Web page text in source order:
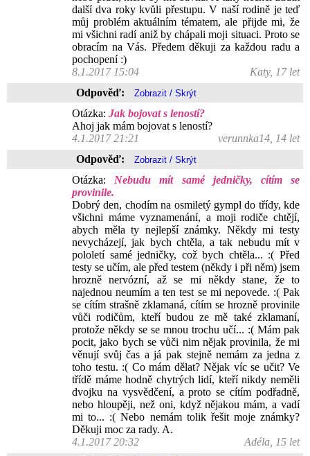
další dva roky kvůli přestupu. V naší rodině je teď
můj problém aktuálním tématem, ale přijde mi, že
mi všichni radí aniž by chápali moji situaci. Proto se
obracím na Vás. Předem děkuji za každou radu a
pochopení :)
8.1.2017 15:04
Katy, 17 let
Odpověď:
Otázka: Jak bojovat s leností?
Ahoj jak mám bojovat s leností?
4.1.2017 21:21
verunnka14, 14 let
Odpověď:
Otázka: Nebudu mít samé jedničky, cítím se
provinile.
Dobrý den, chodím na osmiletý gympl do třídy, kde
všichni máme vyznamenání, a moji rodiče chtějí,
abych měla ty nejlepší známky. Někdy mi testy
nevycházejí, jak bych chtěla, a tak nebudu mít v
pololetí samé jedničky, což bych chtěla... :( Před
testy se učím, ale před testem (někdy i při něm) jsem
hrozně nervózní, až se mi někdy stane, že to
najednou neumím a ten test se mi nepovede. :( Pak
se cítím strašně zklamaná, cítím se hrozně provinile
vůči rodičům, kteří budou ze mě také zklamaní,
protože někdy se se mnou trochu učí... :( Mám pak
pocit, jako bych se vůči nim nějak provinila, že mi
věnují svůj čas a já pak stejně nemám za jedna z
toho testu. :( Co mám dělat? Nějak víc se učit? Ve
třídě máme hodně chytrých lidí, kteří nikdy neměli
dvojku na vysvědčení, a proto se cítím podřadně,
nebo hloupěji, než oni, když nějakou mám, a vadí
mi to... :( Nebo nemám tolik řešit moje známky?
Děkuji moc za rady. A.
4.1.2017 20:32
Adéla, 15 let